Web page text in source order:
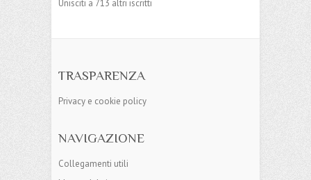
Unisciti a 713 altri iscritti
TRASPARENZA
Privacy e cookie policy
NAVIGAZIONE
Collegamenti utili